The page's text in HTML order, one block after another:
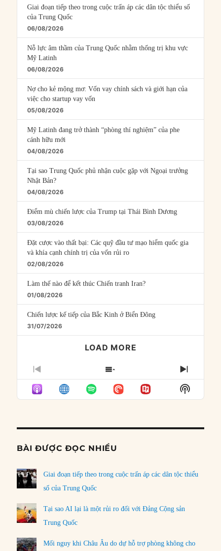
Giai đoạn tiếp theo trong cuộc trấn áp các dân tộc thiểu số
của Trung Quốc
06/08/2026
Nỗ lực âm thầm của Trung Quốc nhằm thống trị khu vực
Mỹ Latinh
06/08/2026
Nợ cho kẻ mộng mơ: Vốn vay chính sách và giới hạn của
việc cho startup vay vốn
05/08/2026
Mỹ Latinh đang trở thành “phòng thí nghiệm” của phe
cánh hữu mới
04/08/2026
Tại sao Trung Quốc phủ nhận cuộc gặp với Ngoại trưởng
Nhật Bản?
04/08/2026
Điểm mù chiến lược của Trump tại Thái Bình Dương
03/08/2026
Đặt cược vào thất bại: Các quỹ đầu tư mạo hiểm quốc gia
và khía cạnh chính trị của vốn rủi ro
02/08/2026
Làm thế nào để kết thúc Chiến tranh Iran?
01/08/2026
Chiến lược kế tiếp của Bắc Kinh ở Biển Đông
31/07/2026
LOAD MORE
PREVIOUS
EPISODE
SHOW
EPISODES
LIST
NEXT
Show
Podcast
BÀI ĐƯỢC ĐỌC NHIỀU
Giai đoạn tiếp theo trong cuộc trấn áp các dân tộc thiểu
số của Trung Quốc
Tại sao AI lại là một rủi ro đối với Đảng Cộng sản
Trung Quốc
Mối nguy khi Châu Âu do dự hỗ trợ phòng không cho